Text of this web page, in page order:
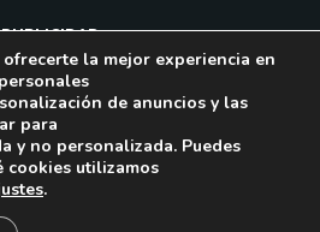
PUBLICIDAD
la mejor experiencia en
de anuncios y las
para
y no personalizada. Puedes
cookies utilizamos
.